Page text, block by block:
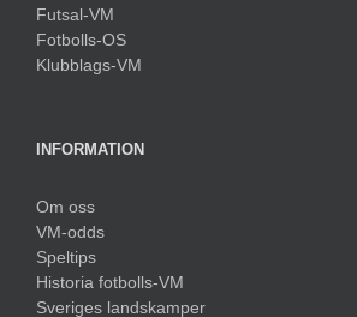
Futsal-VM
Fotbolls-OS
Klubblags-VM
INFORMATION
Om oss
VM-odds
Speltips
Historia fotbolls-VM
Sveriges landskamper